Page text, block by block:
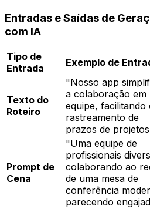
Entradas e Saídas de
com IA
Tipo de
Entrada
Exemplo de
Texto do
Roteiro
"Nosso app
a colaboração em
equipe, facilitando
rastreamento de
prazos de
Prompt de
Cena
"Uma equipe de
profissionais
colaborando ao
de uma mesa de
conferência
parecendo